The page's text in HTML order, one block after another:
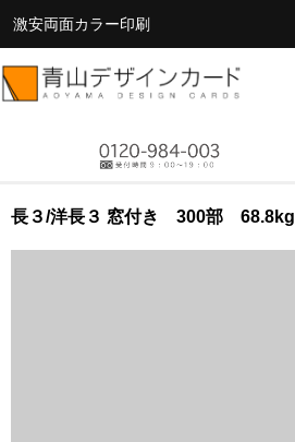
激安両面カラー印刷
トップページ
長３/洋長３ 窓付き 300部 68.8kg